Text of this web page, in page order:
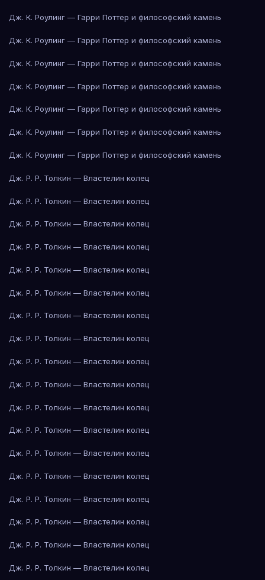
Дж. К. Роулинг — Гарри Поттер и философский камень
Дж. К. Роулинг — Гарри Поттер и философский камень
Дж. К. Роулинг — Гарри Поттер и философский камень
Дж. К. Роулинг — Гарри Поттер и философский камень
Дж. К. Роулинг — Гарри Поттер и философский камень
Дж. К. Роулинг — Гарри Поттер и философский камень
Дж. К. Роулинг — Гарри Поттер и философский камень
Дж. Р. Р. Толкин — Властелин колец
Дж. Р. Р. Толкин — Властелин колец
Дж. Р. Р. Толкин — Властелин колец
Дж. Р. Р. Толкин — Властелин колец
Дж. Р. Р. Толкин — Властелин колец
Дж. Р. Р. Толкин — Властелин колец
Дж. Р. Р. Толкин — Властелин колец
Дж. Р. Р. Толкин — Властелин колец
Дж. Р. Р. Толкин — Властелин колец
Дж. Р. Р. Толкин — Властелин колец
Дж. Р. Р. Толкин — Властелин колец
Дж. Р. Р. Толкин — Властелин колец
Дж. Р. Р. Толкин — Властелин колец
Дж. Р. Р. Толкин — Властелин колец
Дж. Р. Р. Толкин — Властелин колец
Дж. Р. Р. Толкин — Властелин колец
Дж. Р. Р. Толкин — Властелин колец
Дж. Р. Р. Толкин — Властелин колец